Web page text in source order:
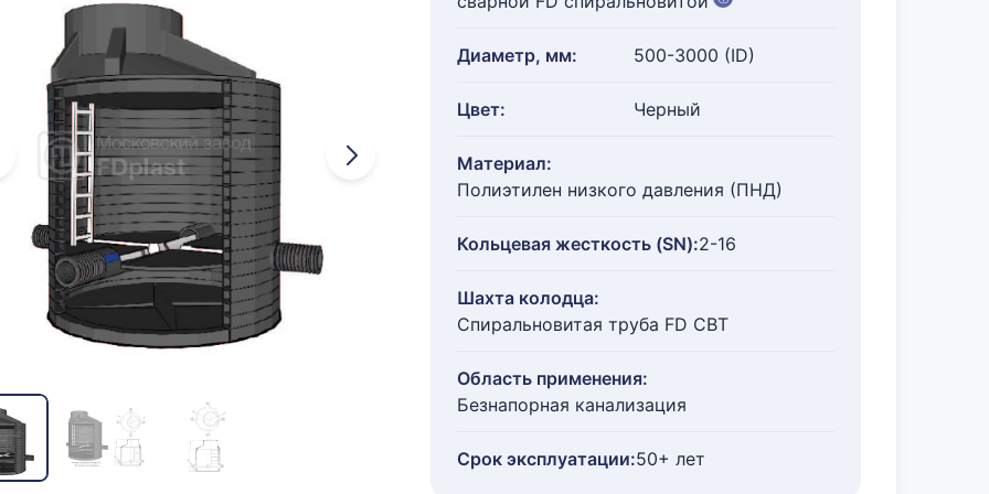
Диаметр, мм: 500-3000 (ID)
Цвет: Черный
Материал:
Полиэтилен низкого давления (ПНД)
Кольцевая жесткость (SN):2-16
Шахта колодца:
Спиральновитая труба FD СВТ
Область применения:
Безнапорная канализация
Срок эксплуатации:50+ лет